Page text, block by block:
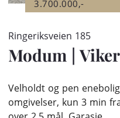
3.700.000,-
Ringeriksveien 185
Modum |
Velholdt og pen
omgivelser, kun 3 min